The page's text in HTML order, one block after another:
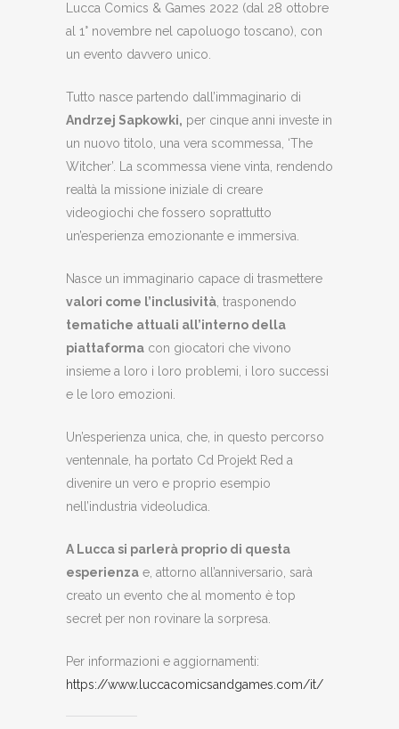
Lucca Comics & Games 2022 (dal 28 ottobre
al 1° novembre nel capoluogo toscano), con
un evento davvero unico.
Tutto nasce partendo dall’immaginario di
Andrzej Sapkowki, per cinque anni investe in
un nuovo titolo, una vera scommessa, ‘The
Witcher’. La scommessa viene vinta, rendendo
realtà la missione iniziale di creare
videogiochi che fossero soprattutto
un’esperienza emozionante e immersiva.
Nasce un immaginario capace di trasmettere
valori come l’inclusività , trasponendo
tematiche attuali all’interno della
piattaforma con giocatori che vivono
insieme a loro i loro problemi, i loro successi
e le loro emozioni.
Un’esperienza unica, che, in questo percorso
ventennale, ha portato Cd Projekt Red a
divenire un vero e proprio esempio
nell’industria videoludica.
A Lucca si parlerà proprio di questa
esperienza e, attorno all’anniversario, sarà
creato un evento che al momento è top
secret per non rovinare la sorpresa.
Per informazioni e aggiornamenti:
https://www.luccacomicsandgames.com/it/